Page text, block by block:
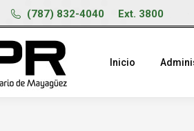
(787) 832-4040 Ext. 3800
Inicio